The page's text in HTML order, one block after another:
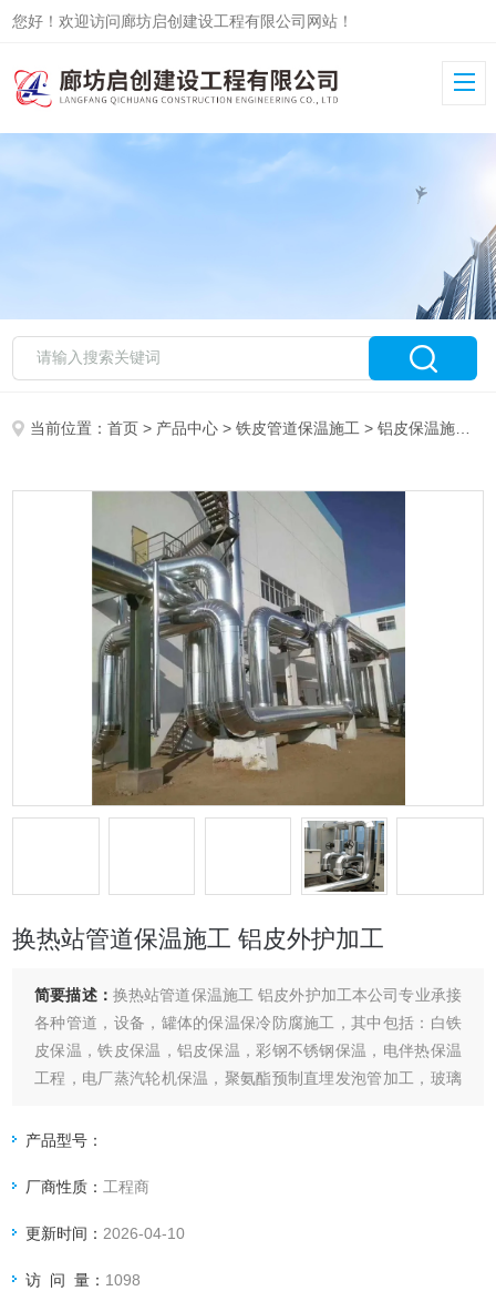
您好！欢迎访问廊坊启创建设工程有限公司网站！
当前位置：首页 > 产品中心 >铁皮管道保温施工 >铝皮保温施工
换热站管道保温施工 铝皮外护加工
简要描述： 换热站管道保温施工 铝皮外护加工本公司专业承接
各种管道，设备，罐体的保温保冷防腐施工，其中包括：白铁
皮保温，铁皮保温，铝皮保温，彩钢不锈钢保温，电伴热保温
工程，电厂蒸汽轮机保温，聚氨酯预制直埋发泡管加工，玻璃
温、保冷施工，包工，包工包料均可，公司一直被用户认为是
产品型号：
厂商性质： 工程商
更新时间： 2026-04-10
访 问 量： 1098